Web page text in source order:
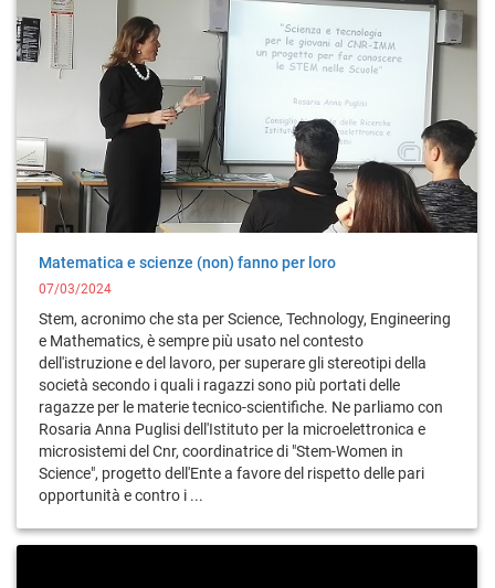
Matematica e scienze (non) fanno per loro
07/03/2024
Stem, acronimo che sta per Science, Technology, Engineering
e Mathematics, è sempre più usato nel contesto
dell'istruzione e del lavoro, per superare gli stereotipi della
società secondo i quali i ragazzi sono più portati delle
ragazze per le materie tecnico-scientifiche. Ne parliamo con
Rosaria Anna Puglisi dell'Istituto per la microelettronica e
microsistemi del Cnr, coordinatrice di "Stem-Women in
Science", progetto dell'Ente a favore del rispetto delle pari
opportunità e contro i ...